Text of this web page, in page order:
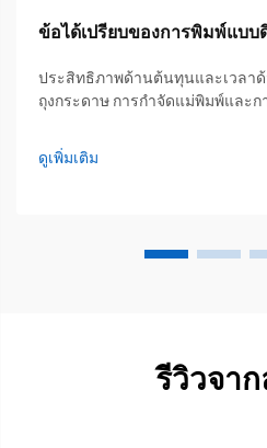
ข้อได้เปรียบของการพิมพ์แบ
ประสิทธิภาพด้านต้นทุนและเวลา
ถุงกระดาษ การกำจัดแม่พิมพ์และ
พิมพ์แบบดิจิทัลช่วยขจัดแม่พิมพ์แบ
ก่อนนี้มีค่าใช้จ่ายหลายร้อยหน่วยเ
ดูเพิ่มเติม
รีวิวจา